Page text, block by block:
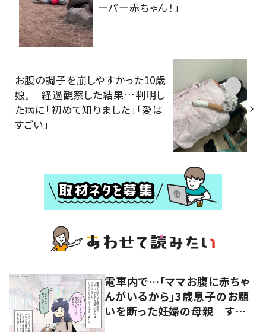
ーパー赤ちゃん！」
お腹の調子を崩しやすかった10歳
娘。 経過観察した結果…判明し
た病に「初めて知りました」「愛は
すごい」
電車内で…「ママお腹に赤ちゃ
んがいるから」3歳息子のお願
いを断った妊婦の母親 すると